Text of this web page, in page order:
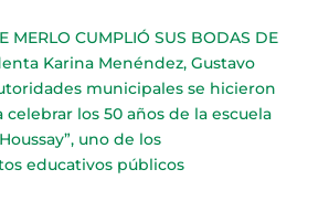
MERLO CUMPLIÓ SUS BODAS DE
Karina Menéndez, Gustavo
municipales se hicieron
celebrar los 50 años de la escuela
uno de los
educativos públicos